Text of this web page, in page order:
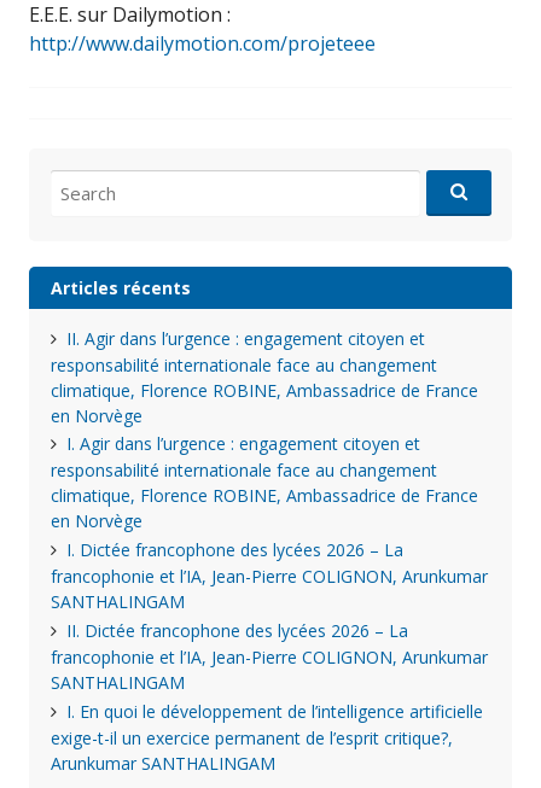
E.E.E. sur Dailymotion :
http://www.dailymotion.com/projeteee
for:
Articles récents
II. Agir dans l’urgence : engagement citoyen et
responsabilité internationale face au changement
climatique, Florence ROBINE, Ambassadrice de France
en Norvège
I. Agir dans l’urgence : engagement citoyen et
responsabilité internationale face au changement
climatique, Florence ROBINE, Ambassadrice de France
en Norvège
I. Dictée francophone des lycées 2026 – La
francophonie et l’IA, Jean-Pierre COLIGNON, Arunkumar
SANTHALINGAM
II. Dictée francophone des lycées 2026 – La
francophonie et l’IA, Jean-Pierre COLIGNON, Arunkumar
SANTHALINGAM
I. En quoi le développement de l’intelligence artificielle
exige-t-il un exercice permanent de l’esprit critique?,
Arunkumar SANTHALINGAM